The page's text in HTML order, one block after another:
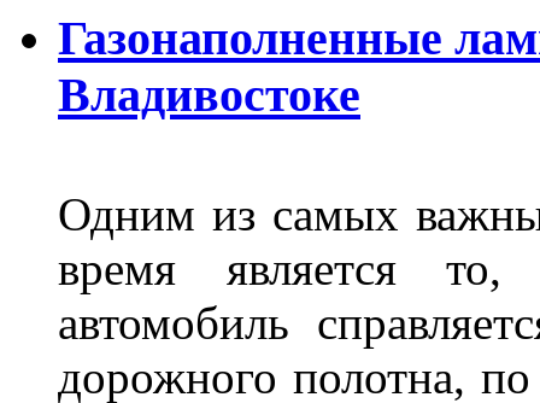
Газонаполненные
Владивостоке
Одним из самых
время является то,
автомобиль
дорожного полотна,